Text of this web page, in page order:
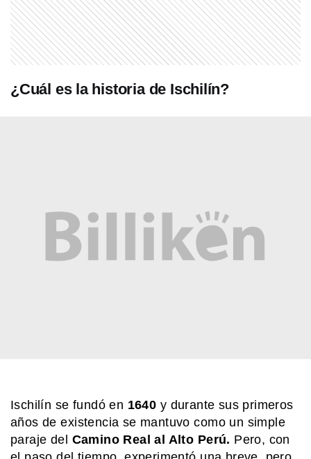
¿Cuál es la historia de Ischilín?
Ischilín se fundó en 1640 y durante sus primeros
años de existencia se mantuvo como un simple
paraje del Camino Real al Alto Perú. Pero, con
SABER MAS
¿Qué diferencia hay entre una
península y un istmo?
enseña a darles una segunda vida
SABER MAS
Beneficios de la leche: un alimento
que va más allá de la infancia